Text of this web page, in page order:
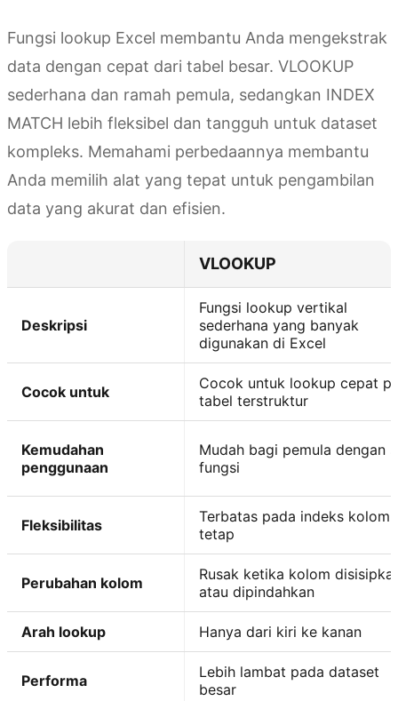
Fungsi lookup Excel membantu Anda mengekstrak
data dengan cepat dari tabel besar. VLOOKUP
sederhana dan ramah pemula, sedangkan INDEX
MATCH lebih fleksibel dan tangguh untuk dataset
kompleks. Memahami perbedaannya membantu
Anda memilih alat yang tepat untuk pengambilan
data yang akurat dan efisien.
VLOOKUP
Deskripsi
Fungsi lookup vertikal
sederhana yang banyak
digunakan di Excel
Cocok untuk
Cocok untuk lookup cepat
tabel terstruktur
Kemudahan
penggunaan
Mudah bagi pemula dengan
fungsi
Fleksibilitas
Terbatas pada indeks kolom
tetap
Perubahan kolom
Rusak ketika kolom
atau dipindahkan
Arah lookup Hanya dari kiri ke kanan
Performa
Lebih lambat pada dataset
besar